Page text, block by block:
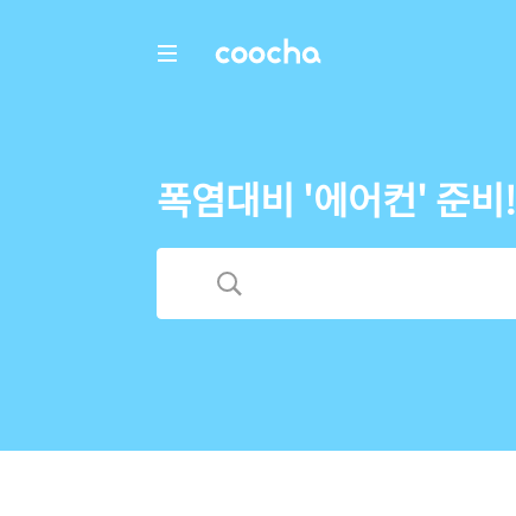
COOCHA
폭염대비 '에어컨' 준비!